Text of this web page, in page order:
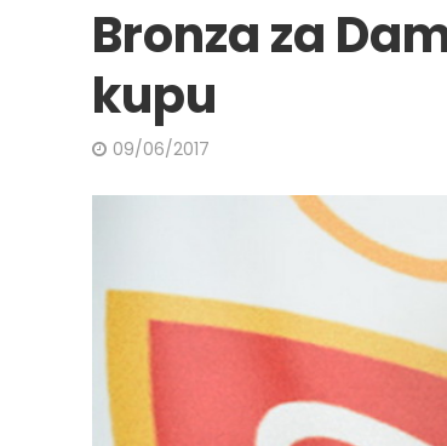
Bronza za
kupu
09/06/2017